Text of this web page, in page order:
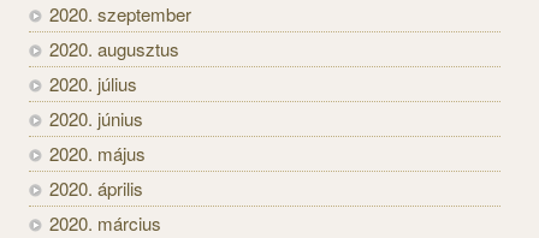
2020. szeptember
2020. augusztus
2020. július
2020. június
2020. május
2020. április
2020. március